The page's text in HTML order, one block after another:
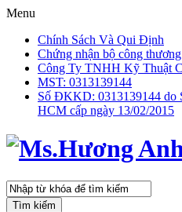
Menu
Chính Sách Và Qui Định
Chứng nhận bộ công thương
Công Ty TNHH Kỹ Thuật
MST: 0313139144
Số ĐKKD: 0313139144 do
HCM cấp ngày 13/02/2015
Tìm kiếm